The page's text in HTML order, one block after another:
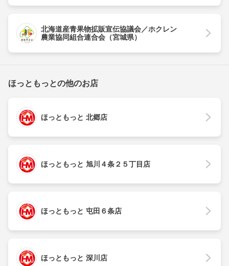
北海道産青果物拡販宣伝協議会／ホクレン
農業協同組合連合会（宮城県）
ほっともっとの他のお店
ほっともっと 北郷店
ほっともっと 旭川４条２５丁目店
ほっともっと 屯田６条店
ほっともっと 深川店